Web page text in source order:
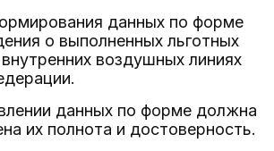
данных по форме
о выполненных льготных
воздушных линиях
данных по форме должна
их полнота и достоверность.